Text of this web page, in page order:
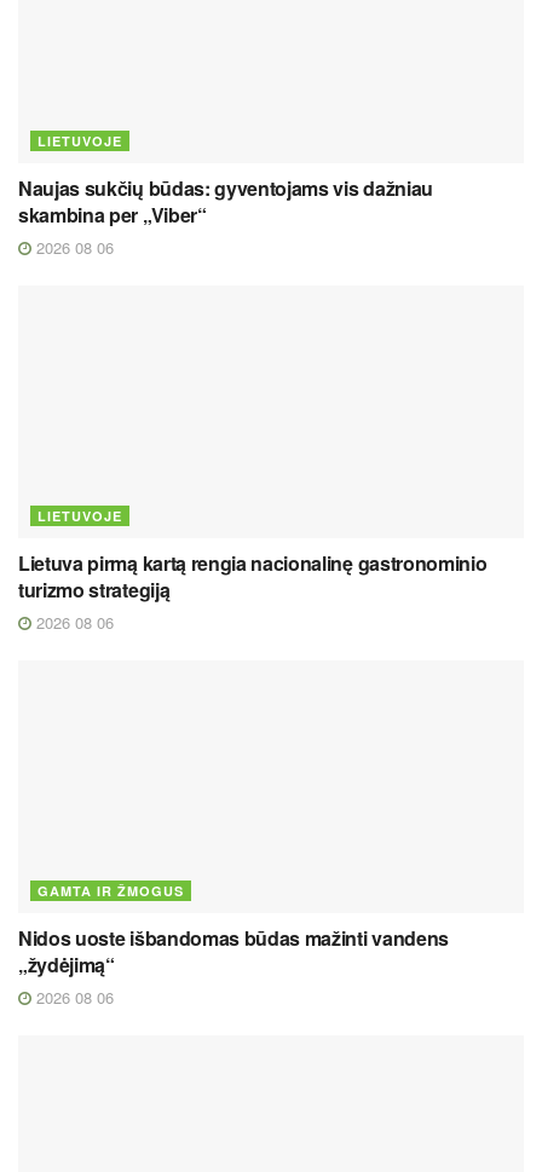
LIETUVOJE
Naujas sukčių būdas: gyventojams vis dažniau
skambina per „Viber“
2026 08 06
LIETUVOJE
Lietuva pirmą kartą rengia nacionalinę gastronominio
turizmo strategiją
2026 08 06
GAMTA IR ŽMOGUS
Nidos uoste išbandomas būdas mažinti vandens
„žydėjimą“
2026 08 06